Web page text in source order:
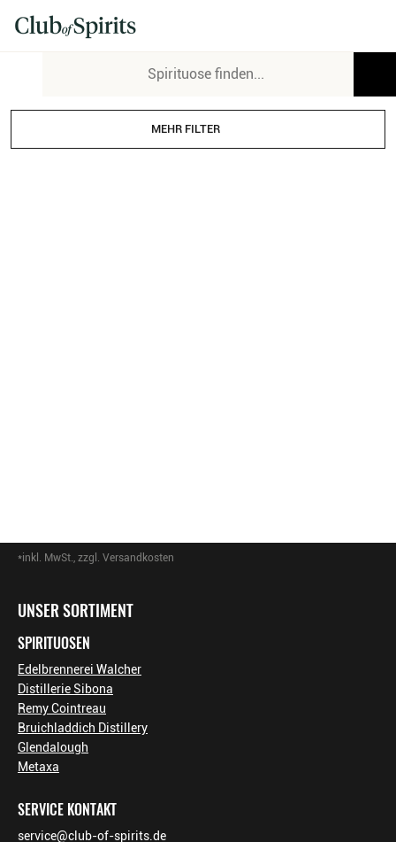
MEHR FILTER
*inkl. MwSt., zzgl. Versandkosten
UNSER SORTIMENT
SPIRITUOSEN
Edelbrennerei Walcher
Distillerie Sibona
Remy Cointreau
Bruichladdich Distillery
Glendalough
Metaxa
SERVICE KONTAKT
service@club-of-spirits.de